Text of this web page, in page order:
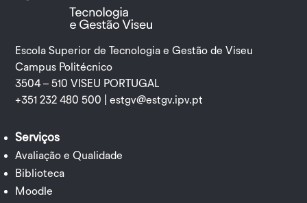
Escola Superior de Tecnologia e Gestão de Viseu
Campus Politécnico
3504 – 510 VISEU PORTUGAL
+351 232 480 500 |estgv@estgv.ipv.pt
Serviços
Avaliação e Qualidade
Biblioteca
Moodle